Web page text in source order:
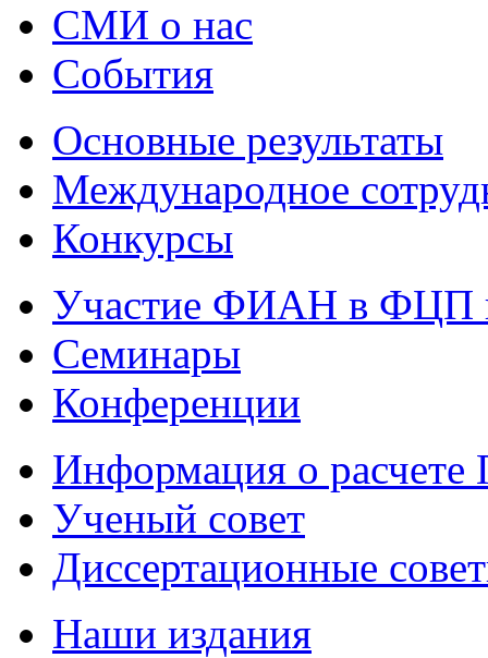
СМИ о нас
События
Основные результаты
Международное
Конкурсы
Участие ФИАН в ФЦП
Семинары
Конференции
Информация о
Ученый совет
Диссертационные
Наши издания